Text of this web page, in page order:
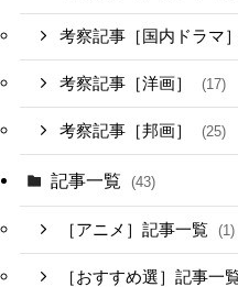
考察記事［国内ドラマ］
考察記事［洋画］ (17)
考察記事［邦画］ (25)
記事一覧 (43)
［アニメ］記事一覧 (1)
［おすすめ選］記事一